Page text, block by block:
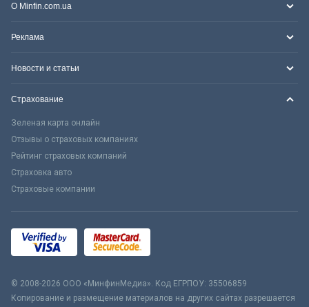
О Minfin.com.ua
Реклама
Новости и статьи
Страхование
Зеленая карта онлайн
Отзывы о страховых компаниях
Рейтинг страховых компаний
Страховка авто
Страховые компании
© 2008-2026 ООО «МинфинМедиа». Код ЕГРПОУ: 35506859
Копирование и размещение материалов на других сайтах разрешается